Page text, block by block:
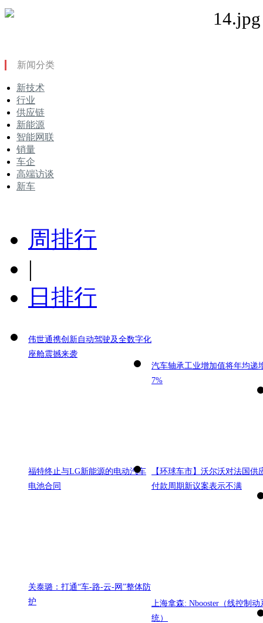
新闻分类
新技术
行业
供应链
新能源
智能网联
销量
车企
高端访谈
新车
周排行
|
日排行
伟世通携创新自动驾驶及全数字化
座舱震撼来袭
汽车轴承工业增加值将年均递
7%
福特终止与LG新能源的电动汽车
电池合同
【环球车市】沃尔沃对法国供
付款周期新议案表示不满
关泰璐：打通“车-路-云-网”整体防
护
上海拿森: Nbooster（线控制动
统）